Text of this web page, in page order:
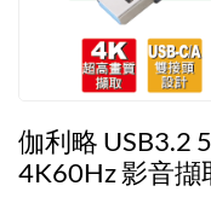
伽利略 USB3.2
4K60Hz 影音擷